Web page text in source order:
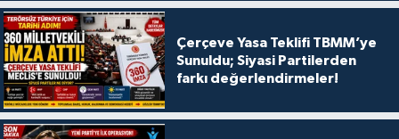
Çerçeve Yasa Teklifi TBMM’ye
Sunuldu; Siyasi Partilerden
farkı değerlendirmeler!